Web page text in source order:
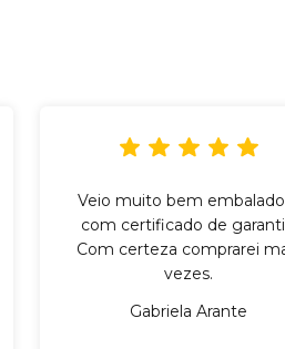
Veio muito bem
com certificado de
Com certeza comprarei
vezes.
Gabriela Arante